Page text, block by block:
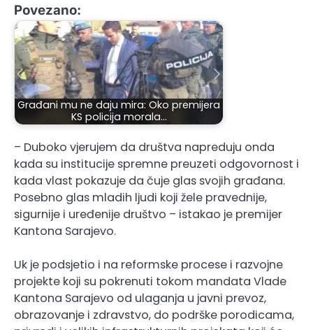
Povezano:
Građani mu ne daju mira: Oko premijera
KS policija morala…
– Duboko vjerujem da društva napreduju onda
kada su institucije spremne preuzeti odgovornost i
kada vlast pokazuje da čuje glas svojih građana.
Posebno glas mladih ljudi koji žele pravednije,
sigurnije i uređenije društvo – istakao je premijer
Kantona Sarajevo.
Uk je podsjetio i na reformske procese i razvojne
projekte koji su pokrenuti tokom mandata Vlade
Kantona Sarajevo od ulaganja u javni prevoz,
obrazovanje i zdravstvo, do podrške porodicama,